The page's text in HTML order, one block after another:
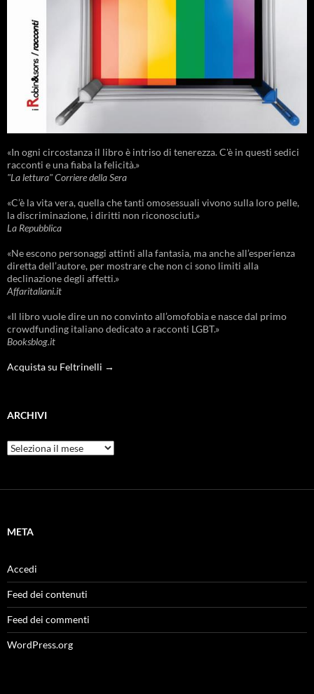
«In ogni circostanza il libro è intriso di tenerezza. C'è in questi sedici
racconti e una fiaba la felicità.»
"La lettura" Corriere della Sera
«C’è la vita vera, quella che tanti omosessuali vivono sulla loro pelle,
la discriminazione, i diritti non riconosciuti.»
La Repubblica
«Ne escono personaggi attinti alla fantasia, ma anche all’esperienza
diretta dell’autore, per mostrare che non ci sono limiti alla
declinazione degli affetti.»
Affaritaliani.it
«Il libro vuole dire un no convinto all’omofobia e nasce dal primo
crowdfunding italiano dedicato a racconti LGBT.»
Booksblog.it
Acquista su Feltrinelli →
ARCHIVI
Archivi
META
Accedi
Feed dei contenuti
Feed dei commenti
WordPress.org